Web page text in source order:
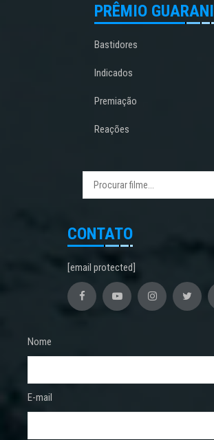
PRÊMIO GUARANI
Bastidores
Indicados
Premiação
Reações
CONTATO
[email protected]
Nome
E-mail